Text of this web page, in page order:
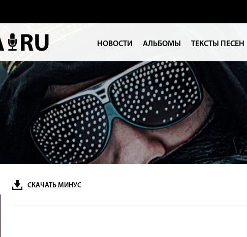
НОВОСТИ АЛЬБОМЫ ТЕКСТЫ ПЕСЕН
СКАЧАТЬ МИНУС